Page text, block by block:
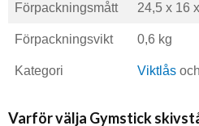
Förpackningsmått 24,5 x 16
Förpackningsvikt 0,6 kg
Kategori Viktlås och
Varför välja Gymstick